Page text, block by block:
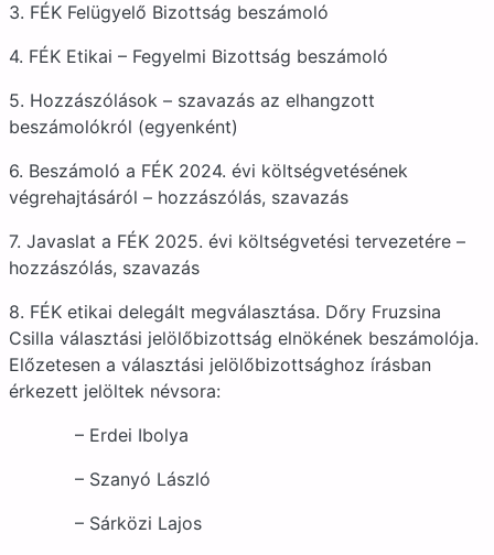
3. FÉK Felügyelő Bizottság beszámoló
4. FÉK Etikai – Fegyelmi Bizottság beszámoló
5. Hozzászólások – szavazás az elhangzott
beszámolókról (egyenként)
6. Beszámoló a FÉK 2024. évi költségvetésének
végrehajtásáról – hozzászólás, szavazás
7. Javaslat a FÉK 2025. évi költségvetési tervezetére –
hozzászólás, szavazás
8. FÉK etikai delegált megválasztása. Dőry Fruzsina
Csilla választási jelölőbizottság elnökének beszámolója.
Előzetesen a választási jelölőbizottsághoz írásban
érkezett jelöltek névsora:
– Erdei Ibolya
– Szanyó László
– Sárközi Lajos